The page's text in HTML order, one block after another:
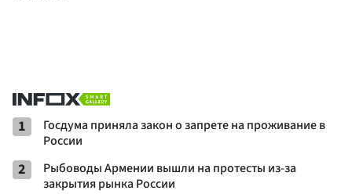
1
Госдума приняла закон о запрете на проживание в
России
2
Рыбоводы Армении вышли на протесты из-за
закрытия рынка России